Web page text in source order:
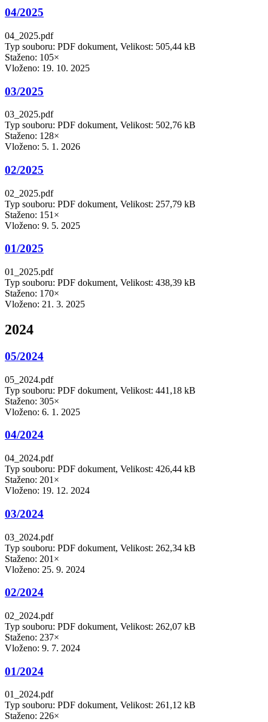
04/2025
04_2025.pdf
Typ souboru: PDF dokument, Velikost: 505,44 kB
Staženo: 105×
Vloženo: 19. 10. 2025
03/2025
03_2025.pdf
Typ souboru: PDF dokument, Velikost: 502,76 kB
Staženo: 128×
Vloženo: 5. 1. 2026
02/2025
02_2025.pdf
Typ souboru: PDF dokument, Velikost: 257,79 kB
Staženo: 151×
Vloženo: 9. 5. 2025
01/2025
01_2025.pdf
Typ souboru: PDF dokument, Velikost: 438,39 kB
Staženo: 170×
Vloženo: 21. 3. 2025
2024
05/2024
05_2024.pdf
Typ souboru: PDF dokument, Velikost: 441,18 kB
Staženo: 305×
Vloženo: 6. 1. 2025
04/2024
04_2024.pdf
Typ souboru: PDF dokument, Velikost: 426,44 kB
Staženo: 201×
Vloženo: 19. 12. 2024
03/2024
03_2024.pdf
Typ souboru: PDF dokument, Velikost: 262,34 kB
Staženo: 201×
Vloženo: 25. 9. 2024
02/2024
02_2024.pdf
Typ souboru: PDF dokument, Velikost: 262,07 kB
Staženo: 237×
Vloženo: 9. 7. 2024
01/2024
01_2024.pdf
Typ souboru: PDF dokument, Velikost: 261,12 kB
Staženo: 226×